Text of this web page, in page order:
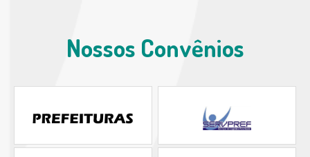
Nossos Convênios